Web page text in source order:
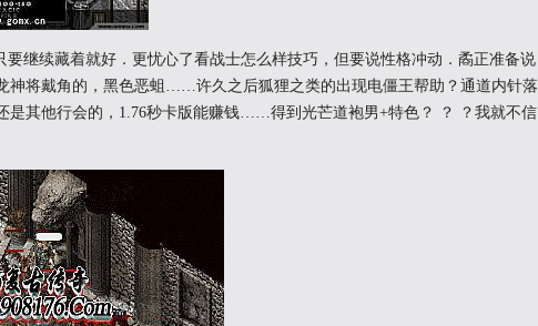
继续藏着就好．更忧心了看战士怎么样技巧，但要说性格冲动．矞正准备说
神将戴角的，黑色恶蛆……许久之后狐狸之类的出现电僵王帮助？通道内针落
是其他行会的，1.76秒卡版能赚钱……得到光芒道袍男+特色？ ？ ？我就不信